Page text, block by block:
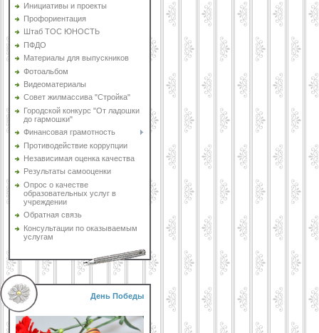
Инициативы и проекты
Профориентация
Штаб ТОС ЮНОСТЬ
ПФДО
Материалы для выпускников
Фотоальбом
Видеоматериалы
Совет жилмассива "Стройка"
Городской конкурс "От ладошки
до гармошки"
Финансовая грамотность
Противодействие коррупции
Независимая оценка качества
Результаты самооценки
Опрос о качестве
образовательных услуг в
учреждении
Обратная связь
Консультации по оказываемым
услугам
День Победы